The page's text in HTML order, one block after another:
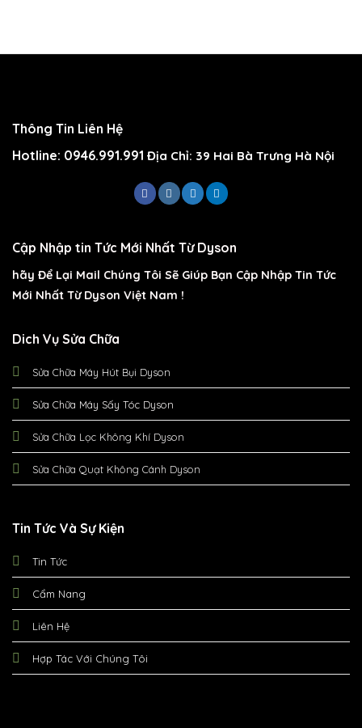
Thông Tin Liên Hệ
Hotline: 0946.991.991 Địa Chỉ: 39 Hai Bà Trưng Hà Nội
Dich Vụ Sửa Chữa
Sửa Chữa Máy Hút Bụi Dyson
Sửa Chữa Máy Sấy Tóc Dyson
Sửa Chữa Lọc Không Khí Dyson
Sửa Chữa Quạt Không Cánh Dyson
Tin Tức Và Sự Kiện
Tin Tức
Cẩm Nang
Liên Hệ
Hợp Tác Với Chúng Tôi
Cập Nhập tin Tức Mới Nhất Từ Dyson
hãy Để Lại Mail Chúng Tôi Sẽ Giúp Bạn Cập Nhập Tin Tức
Mới Nhất Từ Dyson Việt Nam !